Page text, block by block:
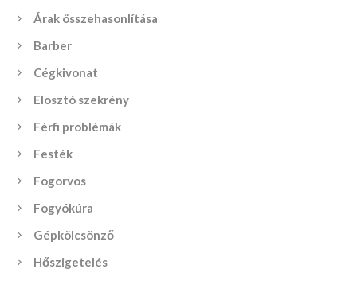
Árak összehasonlítása
Barber
Cégkivonat
Elosztó szekrény
Férfi problémák
Festék
Fogorvos
Fogyókúra
Gépkölcsönző
Hőszigetelés